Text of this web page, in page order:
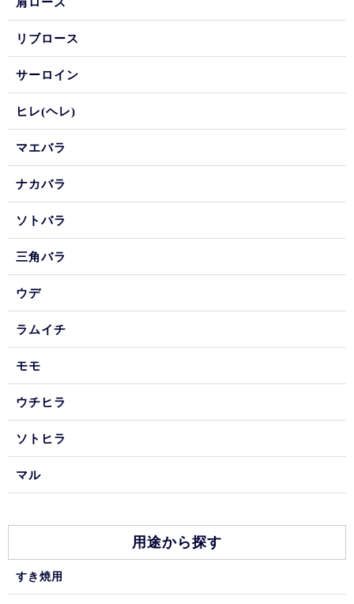
リブロース
サーロイン
ヒレ(ヘレ)
マエバラ
ナカバラ
ソトバラ
三角バラ
ウデ
ラムイチ
モモ
ウチヒラ
ソトヒラ
マル
用途から探す
すき焼用